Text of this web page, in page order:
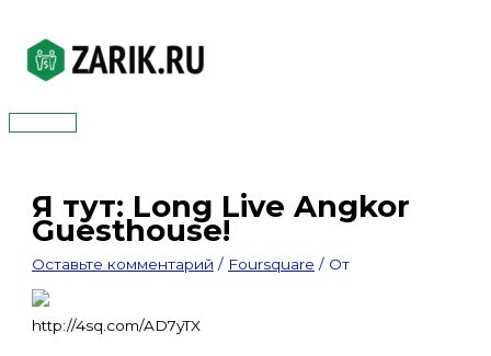
содержимому
Главное
Я тут: Long Live Angkor
Guesthouse!
Оставьте комментарий / Foursquare / От
http://4sq.com/AD7yTX